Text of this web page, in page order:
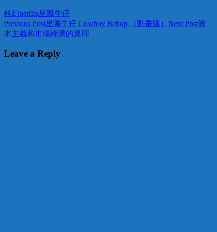
科幻netflix星際牛仔
Post
navigation
Previous Post星際牛仔 Cowboy Bebop （動畫版） Next Post資
本主義和市場經濟的異同
Leave a Reply